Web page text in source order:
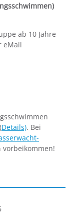
ab 10 Jahre
eMail
Details). Bei